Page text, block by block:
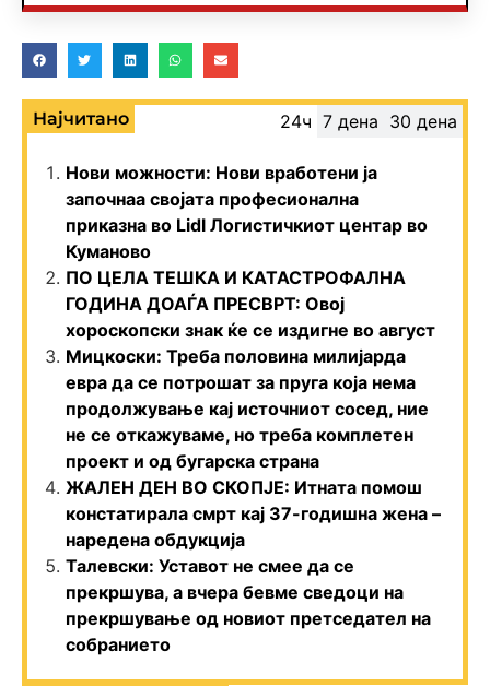
Најчитано 24ч 7 дена 30 дена
Нови можности: Нови вработени ја
започнаа својата професионална
приказна во Lidl Логистичкиот центар во
Куманово
ПО ЦЕЛА ТЕШКА И КАТАСТРОФАЛНА
ГОДИНА ДОАЃА ПРЕСВРТ: Овој
хороскопски знак ќе се издигне во август
Мицкоски: Треба половина милијарда
евра да се потрошат за пруга која нема
продолжување кај источниот сосед, ние
не се откажуваме, но треба комплетен
проект и од бугарска страна
ЖАЛЕН ДЕН ВО СКОПЈЕ: Итната помош
констатирала смрт кај 37-годишна жена –
наредена обдукција
Талевски: Уставот не смее да се
прекршува, а вчера бевме сведоци на
прекршување од новиот претседател на
собранието